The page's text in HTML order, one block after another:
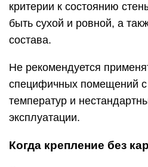
критерии к состоянию
быть сухой и ровной, а
состава.
Не рекомендуется
специфичных помещений
температур и
эксплуатации.
Когда крепление без